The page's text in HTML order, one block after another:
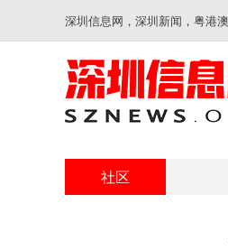
深圳信息网，深圳新闻，粤港
社区